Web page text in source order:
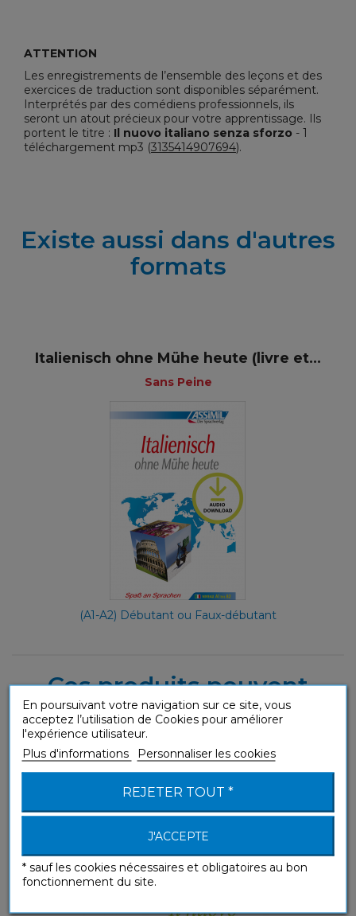
ATTENTION
Les enregistrements de l’ensemble des leçons et des
exercices de traduction sont disponibles séparément.
Interprétés par des comédiens professionnels, ils
seront un atout précieux pour votre apprentissage. Ils
portent le titre : Il nuovo italiano senza sforzo - 1
téléchargement mp3 (3135414907694).
Existe aussi dans d'autres
formats
Italienisch ohne Mühe heute (livre et...
Sans Peine
(A1-A2) Débutant ou Faux-débutant
Ces produits peuvent
également vous intéresser
En poursuivant votre navigation sur ce site, vous
acceptez l’utilisation de Cookies pour améliorer
l'expérience utilisateur.
Plus d'informations
Personnaliser les cookies
REJETER TOUT *
J'ACCEPTE
* sauf les cookies nécessaires et obligatoires au bon
fonctionnement du site.